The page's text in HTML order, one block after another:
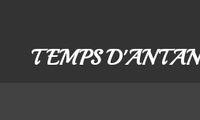
contenuTEMPS D'ANTAN